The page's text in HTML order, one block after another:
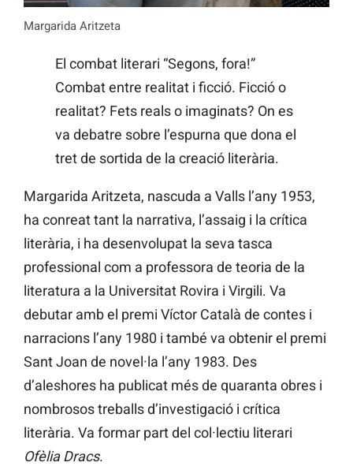
Margarida Aritzeta
El combat literari “Segons, fora!”
Combat entre realitat i ficció. Ficció o
realitat? Fets reals o imaginats? On es
va debatre sobre l’espurna que dona el
tret de sortida de la creació literària.
Margarida Aritzeta, nascuda a Valls l’any 1953,
ha conreat tant la narrativa, l’assaig i la crítica
literària, i ha desenvolupat la seva tasca
professional com a professora de teoria de la
literatura a la Universitat Rovira i Virgili. Va
debutar amb el premi Víctor Català de contes i
narracions l’any 1980 i també va obtenir el premi
Sant Joan de novel·la l’any 1983. Des
d’aleshores ha publicat més de quaranta obres i
nombrosos treballs d’investigació i crítica
literària. Va formar part del col·lectiu literari
Ofèlia Dracs.